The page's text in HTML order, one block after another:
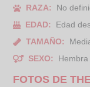
RAZA:
No
EDAD:
Edad
TAMAÑO:
SEXO:
Hembra
FOTOS DE